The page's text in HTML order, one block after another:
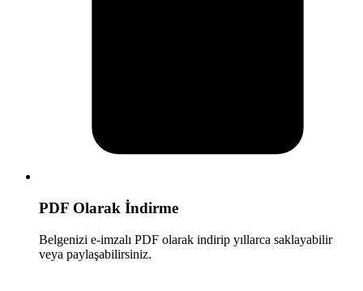
PDF Olarak İndirme
Belgenizi e-imzalı PDF olarak indirip yıllarca saklayabilir
veya paylaşabilirsiniz.